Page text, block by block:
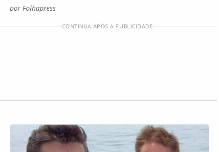
por Folhapress
CONTINUA APÓS A PUBLICIDADE